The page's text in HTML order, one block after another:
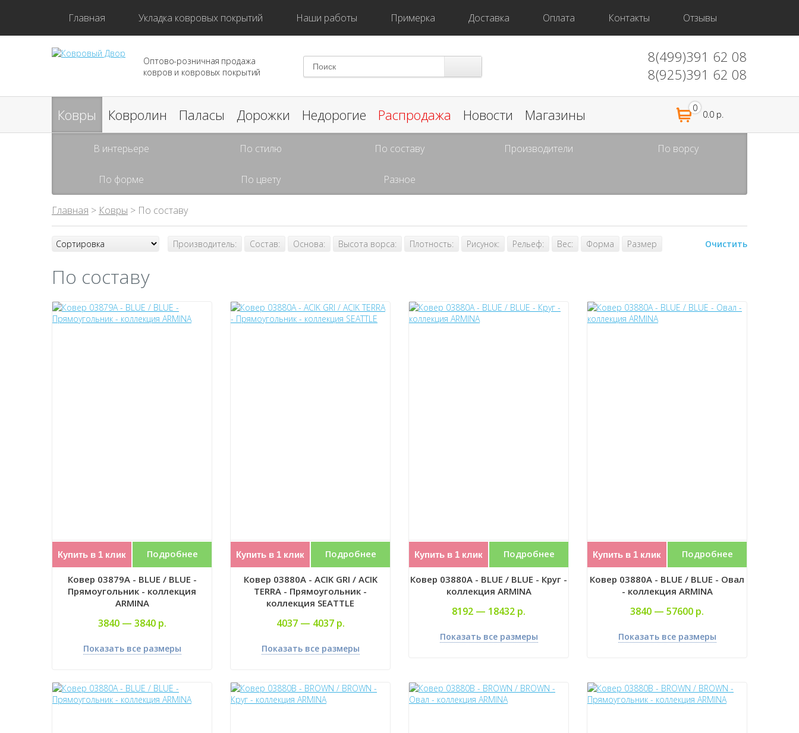
Главная Укладка ковровых покрытий Наши работы Примерка Доставка Оплата Контакты Отзывы
0
0.0 р.
Оптово-розничная продажа
ковров и ковровых покрытий
8(499)391 62 08
8(925)391 62 08
Ковры Ковролин Паласы Дорожки Недорогие Распродажа Новости Магазины
В интерьере По стилю По составу Производители По ворсу
По форме По цвету Разное
Главная > Ковры > По составу
Очистить
Производитель: Состав: Основа: Высота ворса: Плотность: Рисунок: Рельеф: Вес: Форма Размер
По составу
Купить в 1 клик Подробнее
Ковер 03879A - BLUE / BLUE -
Прямоугольник - коллекция
ARMINA
3840 — 3840 р.
Показать все размеры
Купить в 1 клик Подробнее
Ковер 03880A - ACIK GRI / ACIK
TERRA - Прямоугольник -
коллекция SEATTLE
4037 — 4037 р.
Показать все размеры
Купить в 1 клик Подробнее
Ковер 03880A - BLUE / BLUE - Круг -
коллекция ARMINA
8192 — 18432 р.
Показать все размеры
Купить в 1 клик Подробнее
Ковер 03880A - BLUE / BLUE - Овал
- коллекция ARMINA
3840 — 57600 р.
Показать все размеры